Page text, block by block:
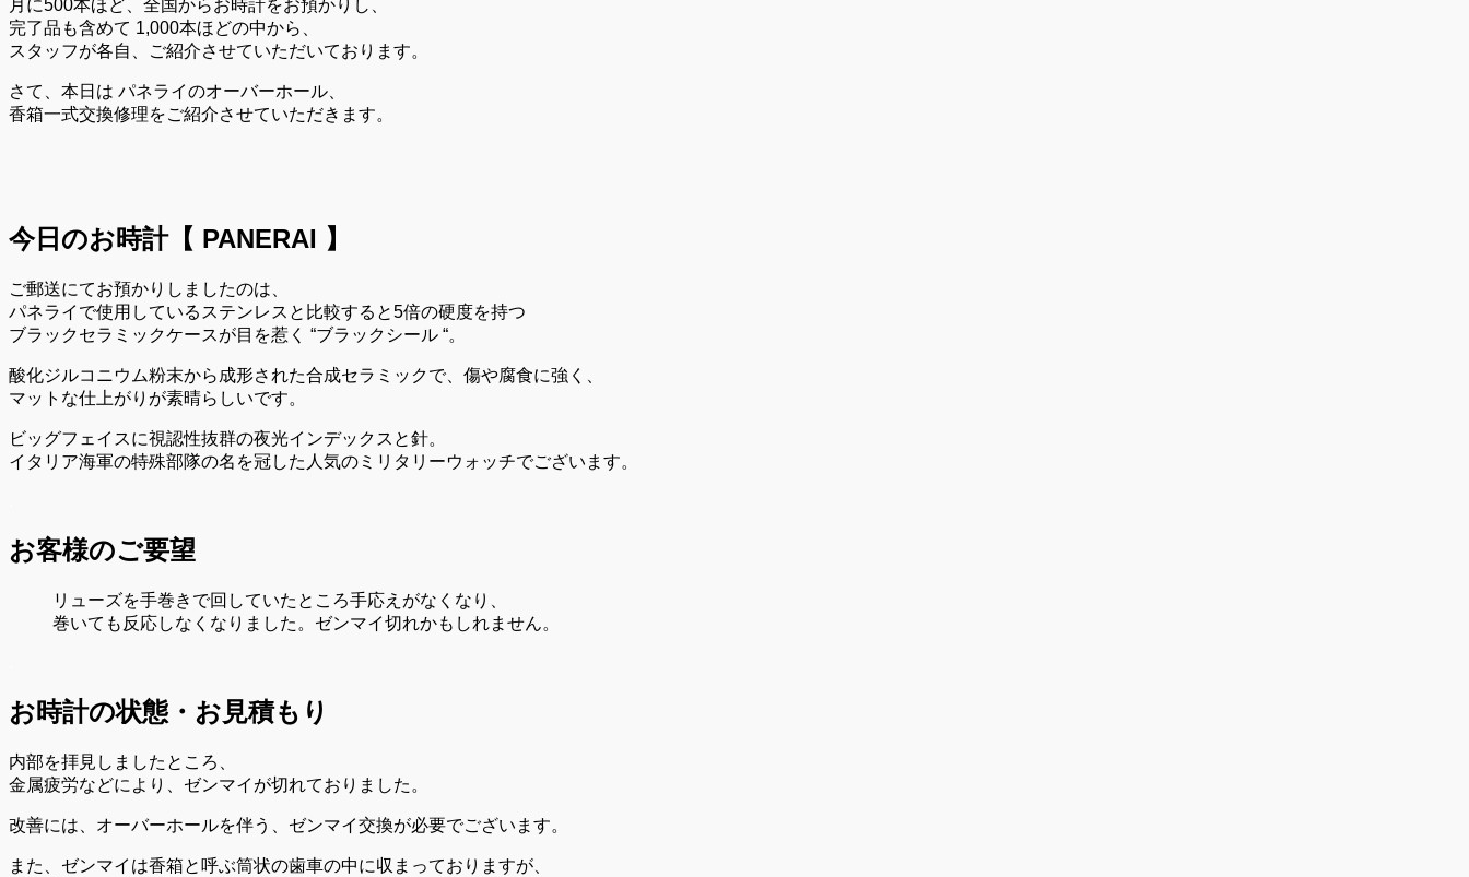
月に500本ほど、全国からお時計をお預かりし、
完了品も含めて 1,000本ほどの中から、
スタッフが各自、ご紹介させていただいております。
さて、本日は パネライのオーバーホール、
香箱一式交換修理をご紹介させていただきます。
今日のお時計【 PANERAI 】
ご郵送にてお預かりしましたのは、
パネライで使用しているステンレスと比較すると5倍の硬度を持つ
ブラックセラミックケースが目を惹く “ブラックシール “。
酸化ジルコニウム粉末から成形された合成セラミックで、傷や腐食に強く、
マットな仕上がりが素晴らしいです。
ビッグフェイスに視認性抜群の夜光インデックスと針。
イタリア海軍の特殊部隊の名を冠した人気のミリタリーウォッチでございます。
お客様のご要望
リューズを手巻きで回していたところ手応えがなくなり、
巻いても反応しなくなりました。ゼンマイ切れかもしれません。
お時計の状態・お見積もり
内部を拝見しましたところ、
金属疲労などにより、ゼンマイが切れておりました。
改善には、オーバーホールを伴う、ゼンマイ交換が必要でございます。
また、ゼンマイは香箱と呼ぶ筒状の歯車の中に収まっておりますが、